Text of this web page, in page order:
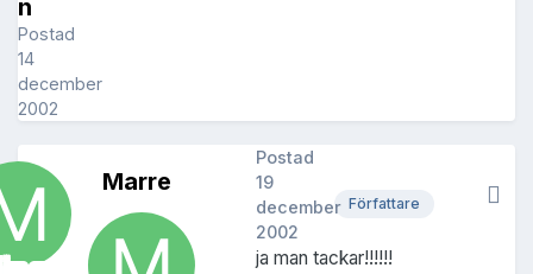
n
Postad
14
december
2002
Marre
Författare
Postad
19
december
2002
ja man tackar!!!!!!